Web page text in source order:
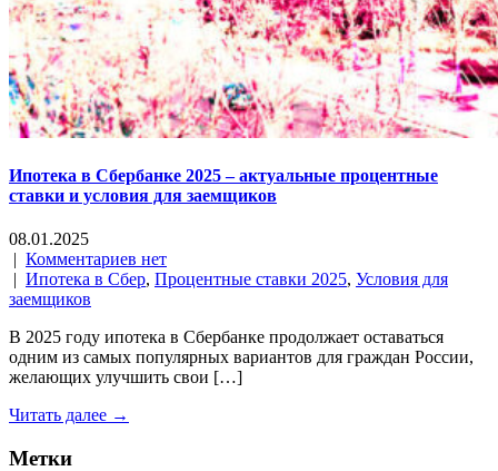
Ипотека в Сбербанке 2025 – актуальные процентные
ставки и условия для заемщиков
08.01.2025
| Комментариев нет
| Ипотека в Сбер, Процентные ставки 2025, Условия для
заемщиков
В 2025 году ипотека в Сбербанке продолжает оставаться
одним из самых популярных вариантов для граждан России,
желающих улучшить свои […]
Читать далее →
Метки